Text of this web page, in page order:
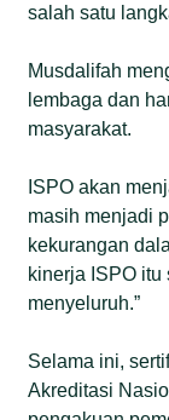
salah satu
Musdalifah
lembaga dan
masyarakat.
ISPO akan
masih menjadi
kekurangan
kinerja ISPO
menyeluruh.”
Selama ini,
Akreditasi